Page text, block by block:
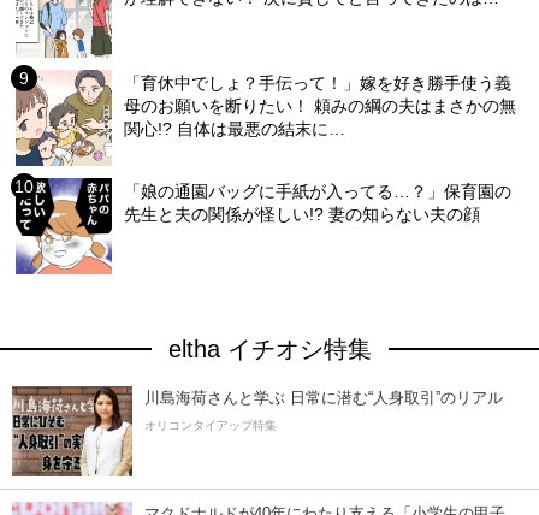
「育休中でしょ？手伝って！」嫁を好き勝手使う義
母のお願いを断りたい！ 頼みの綱の夫はまさかの無
関心!? 自体は最悪の結末に…
「娘の通園バッグに手紙が入ってる…？」保育園の
先生と夫の関係が怪しい!? 妻の知らない夫の顔
eltha イチオシ特集
川島海荷さんと学ぶ 日常に潜む“人身取引”のリアル
オリコンタイアップ特集